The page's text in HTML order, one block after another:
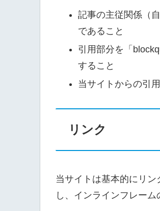
記事の主従関係（
であること
引用部分を「
すること
当サイトからの引
リンク
当サイトは基本的にリ
し、インラインフレーム